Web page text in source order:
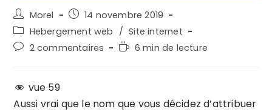
Auteur/autrice
de
la
publication :
Morel
Post
published:
14 novembre 2019
Post
category:
Hebergement web / Site internet
Post2 commentaires
Temps6 min de lecture
vue 59
Aussi vrai que le nom que vous décidez d’attribuer